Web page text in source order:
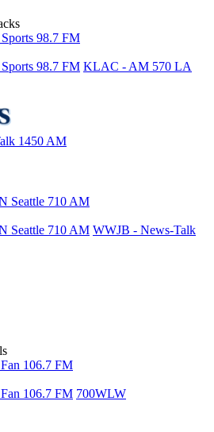
98.7 FM
98.7 FM KLAC - AM 570 LA
1450 AM
Seattle 710 AM
Seattle 710 AM WWJB - News-Talk
106.7 FM
106.7 FM 700WLW